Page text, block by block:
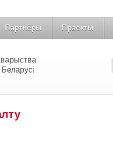
Партнёры Праекты